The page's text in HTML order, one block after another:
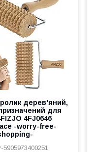
дерев'яний,
для
4FJ0646
-worry-free-
5905973400251